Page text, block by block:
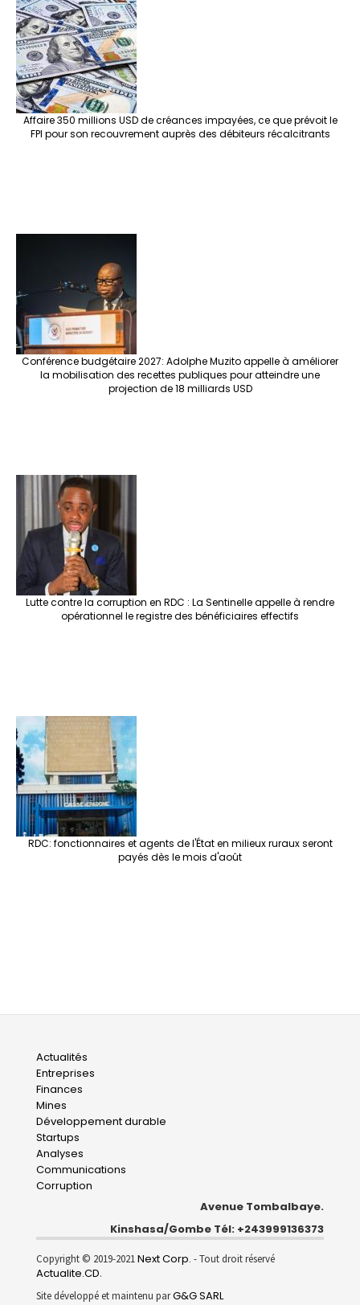
Affaire 350 millions USD de créances impayées, ce que prévoit le
FPI pour son recouvrement auprès des débiteurs récalcitrants
Conférence budgétaire 2027: Adolphe Muzito appelle à améliorer
la mobilisation des recettes publiques pour atteindre une
projection de 18 milliards USD
Lutte contre la corruption en RDC : La Sentinelle appelle à rendre
opérationnel le registre des bénéficiaires effectifs
RDC: fonctionnaires et agents de l'État en milieux ruraux seront
payés dès le mois d'août
Main
navigation
Actualités
Entreprises
Finances
Mines
Développement durable
Startups
Analyses
Communications
Corruption
Avenue Tombalbaye.
Kinshasa/Gombe Tél: +243999136373
Copyright © 2019-2021Next Corp. - Tout droit réservé
Actualite.CD.
Site développé et maintenu parG&G SARL